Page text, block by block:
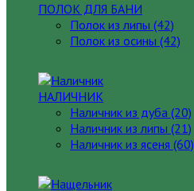
ПОЛОК ДЛЯ БАНИ
Полок из липы (42)
Полок из осины (42)
НАЛИЧНИК
Наличник из дуба (20)
Наличник из липы (21)
Наличник из ясеня (60)